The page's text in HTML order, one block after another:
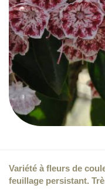
Variété à fleurs de
feuillage persistant.